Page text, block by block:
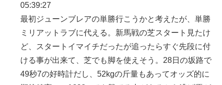
05:39:27
最初ジューンブレアの単勝行こうかと考えたが、単勝
ミリアットラブに代える。新馬戦の芝スタート見たけ
ど、スタートイマイチだったが追ったらすぐ先段に付
ける事が出来て、芝でも脚を使えそう。28日の坂路で
49秒7の好時計だし、52kgの斤量もあってオッズ的に